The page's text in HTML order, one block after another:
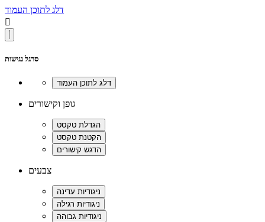
דלג לתוכן העמוד

סרגל נגישות
גופן וקישורים
צבעים